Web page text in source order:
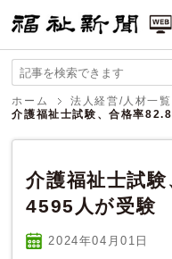
福祉新聞 WEB
ホーム
法人経営/人材一覧
介護福祉士試験、合格率
介護福祉士試
4595人が受験
2024年04 月01 日